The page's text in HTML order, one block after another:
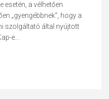
esetén, a vélhetően
„gyengébbnek”, hogy a
szolgáltató által nyújtott
e...